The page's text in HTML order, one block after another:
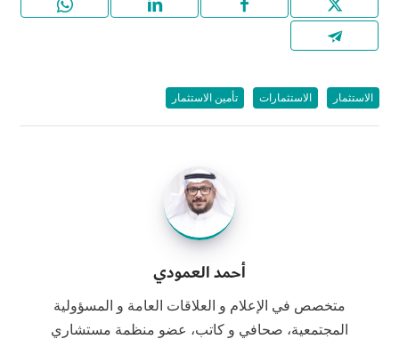
الاستثمار الاستثمارات تأمين ﺍﻻﺳﺘﺜﻤﺎﺭ
أحمد العمودي
متخصص في الإعلام و العلاقات العامة و المسؤولية
المجتمعية، صحافي و كاتب، عضو منظمة مستشاري